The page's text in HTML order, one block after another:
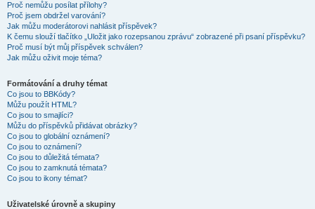
Proč nemůžu posílat přílohy?
Proč jsem obdržel varování?
Jak můžu moderátorovi nahlásit příspěvek?
K čemu slouží tlačítko „Uložit jako rozepsanou zprávu“ zobrazené při psaní příspěvku?
Proč musí být můj příspěvek schválen?
Jak můžu oživit moje téma?
Formátování a druhy témat
Co jsou to BBKódy?
Můžu použít HTML?
Co jsou to smajlíci?
Můžu do příspěvků přidávat obrázky?
Co jsou to globální oznámení?
Co jsou to oznámení?
Co jsou to důležitá témata?
Co jsou to zamknutá témata?
Co jsou to ikony témat?
Uživatelské úrovně a skupiny